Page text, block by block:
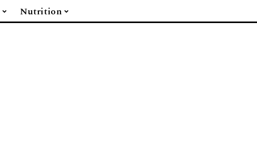
Nutrition